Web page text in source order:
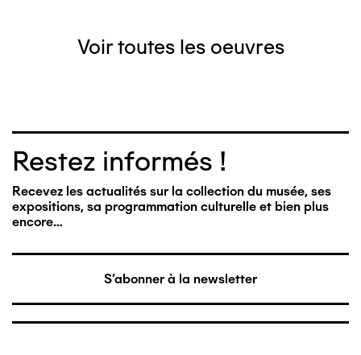
Voir toutes les oeuvres
Restez informés !
Recevez les actualités sur la collection du musée, ses
expositions, sa programmation culturelle et bien plus
encore…
S'abonner à la newsletter